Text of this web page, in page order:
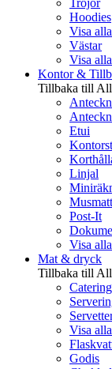
Tröjor
Hoodies
Visa
Västar
Visa
Kontor &
Tillbaka till
Etui
Linjal
Post-It
Visa
Mat & dryck
Tillbaka till
Visa
Godis